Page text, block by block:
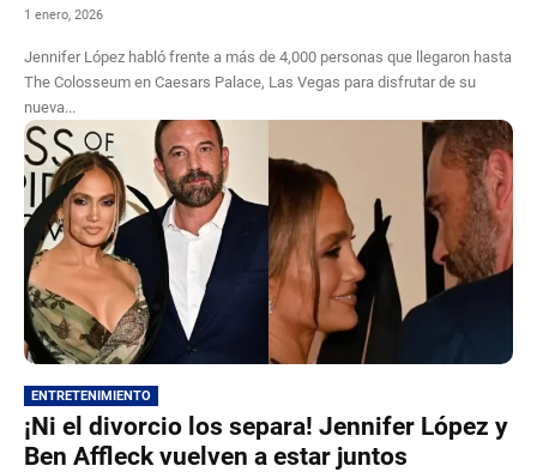
1 enero, 2026
Jennifer López habló frente a más de 4,000 personas que llegaron hasta
The Colosseum en Caesars Palace, Las Vegas para disfrutar de su
nueva...
ENTRETENIMIENTO
¡Ni el divorcio los separa! Jennifer López y
Ben Affleck vuelven a estar juntos